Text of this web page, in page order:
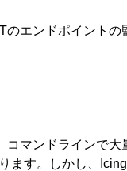
エンドポイントの
マンドラインで大
ます。しかし、